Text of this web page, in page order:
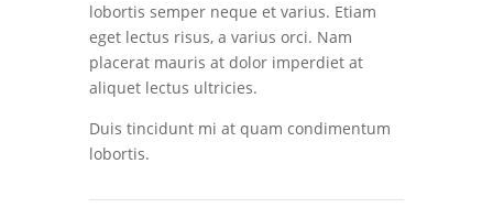
lobortis semper neque et varius. Etiam
eget lectus risus, a varius orci. Nam
placerat mauris at dolor imperdiet at
aliquet lectus ultricies.
Duis tincidunt mi at quam condimentum
lobortis.